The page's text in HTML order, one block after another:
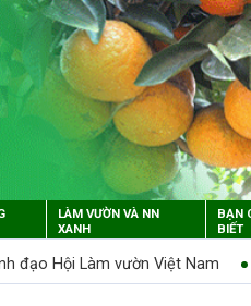
LÀM VƯỜN VÀ NN
XANH
BẠN
BIẾT
nhiệm vụ cho Ủy viên BCH,